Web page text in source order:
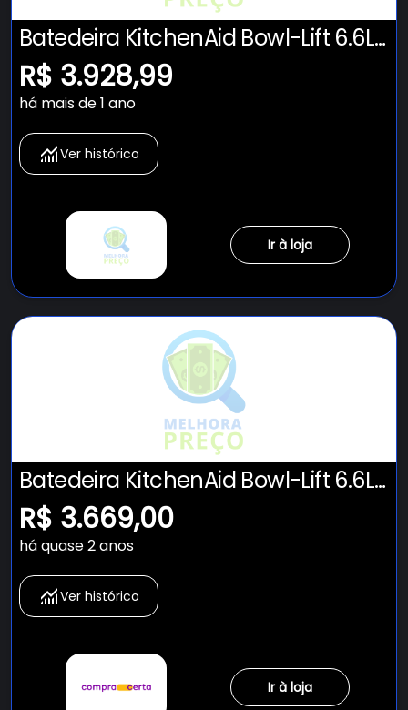
Batedeira KitchenAid Bowl-Lift 6.6L
- KEC66AV
R$ 3.928,99
há mais de 1 ano
Ver histórico
Ir à loja
Batedeira KitchenAid Bowl-Lift 6.6L
- KEC66AV
R$ 3.669,00
há quase 2 anos
Ver histórico
Ir à loja